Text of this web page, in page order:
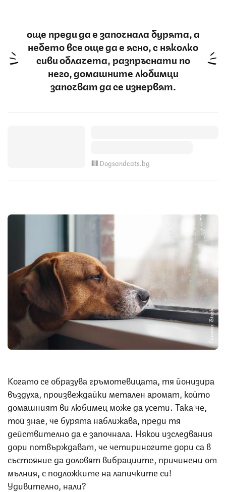
още преди да е започнала бурята, а
небето все още да е ясно, с няколко
сиви облачета, разпръснати по
него, домашните любимци
започват да се изнервят.
Dogsandcats.bg
Снимка: iStock
Когато се образува гръмотевицата, тя йонизира
въздуха, произвеждайки метален аромат, който
домашният ви любимец може да усети. Така че,
той знае, че бурята наближава, преди тя
действително да е започнала. Някои изследвания
дори потвърждават, че четириногите дори са в
състояние да доловят вибрациите, причинени от
мълния, с подложките на лапичките си!
Удивително, нали?